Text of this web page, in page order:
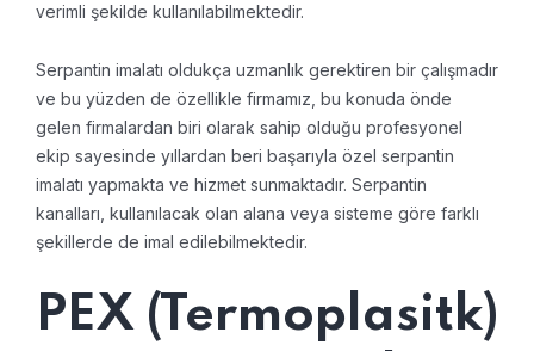
verimli şekilde kullanılabilmektedir.
Serpantin imalatı oldukça uzmanlık gerektiren bir çalışmadır
ve bu yüzden de özellikle firmamız, bu konuda önde
gelen firmalardan biri olarak sahip olduğu profesyonel
ekip sayesinde yıllardan beri başarıyla özel serpantin
imalatı yapmakta ve hizmet sunmaktadır. Serpantin
kanalları, kullanılacak olan alana veya sisteme göre farklı
şekillerde de imal edilebilmektedir.
PEX (Termoplasitk)